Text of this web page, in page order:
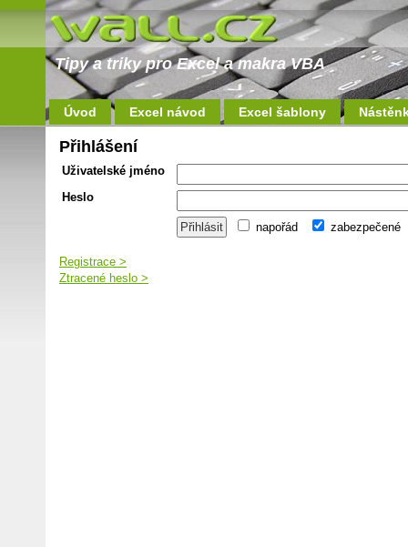
Tipy a triky pro Excel a makra VBA
Úvod Excel návod Excel šablony
Přihlášení
Uživatelské jméno
Heslo
napořád zabezpečené
Registrace >
Ztracené heslo >